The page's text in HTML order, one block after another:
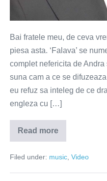
Bai fratele meu, de ceva
piesa asta. ‘Falava’ se
complet nefericita de
suna cam a ce se
eu refuz sa inteleg de ce
engleza cu […]
Read more
Falava
–
muzical
masturbare
Filed under: music Video